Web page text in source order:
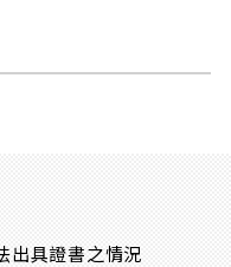
出具證書之情況